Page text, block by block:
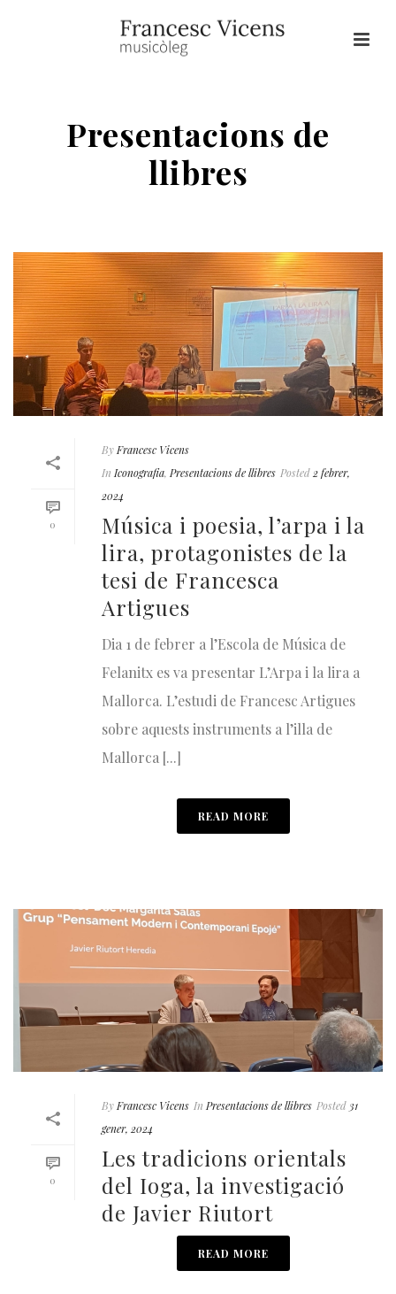
Presentacions de
llibres
0
By Francesc Vicens
In Iconografia, Presentacions de llibres Posted 2 febrer,
2024
Música i poesia, l’arpa i la
lira, protagonistes de la
tesi de Francesca
Artigues
Dia 1 de febrer a l’Escola de Música de
Felanitx es va presentar L’Arpa i la lira a
Mallorca. L’estudi de Francesc Artigues
sobre aquests instruments a l’illa de
Mallorca [...]
READ MORE
0
By Francesc Vicens In Presentacions de llibres Posted 31
gener, 2024
Les tradicions orientals
del Ioga, la investigació
de Javier Riutort
READ MORE